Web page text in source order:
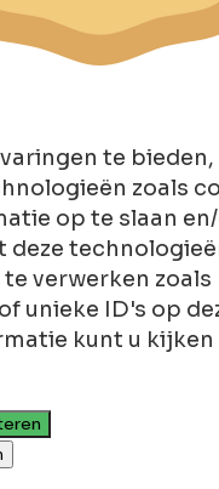
te bieden,
zoals
op te slaan
deze
verwerken zoals
unieke ID's op
kunt u kijken